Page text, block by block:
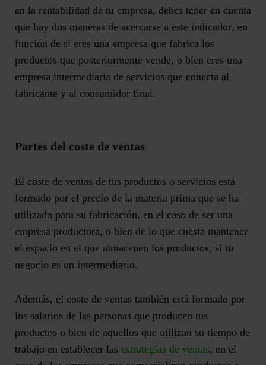
en la rentabilidad de tu empresa, debes tener en cuenta
que hay dos maneras de acercarse a este indicador, en
función de si eres una empresa que fabrica los
productos que posteriormente vende, o bien eres una
empresa intermediaria de servicios que conecta al
fabricante y al consumidor final.
Partes del coste de ventas
El coste de ventas de tus productos o servicios está
formado por el precio de la materia prima que se ha
utilizado para su fabricación, en el caso de ser una
empresa productora, o bien de lo que cuesta mantener
el espacio en el que almacenen los productos, si tu
negocio es un intermediario.
Además, el coste de ventas también está formado por
los salarios de las personas que producen tus
productos o bien de aquellos que utilizan su tiempo de
trabajo en establecer las estrategias de ventas, en el